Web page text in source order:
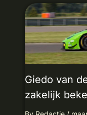
Giedo van
zakelijk